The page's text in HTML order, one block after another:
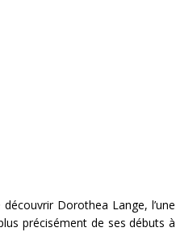
Dorothea Lange, l’une
précisément de ses débuts à